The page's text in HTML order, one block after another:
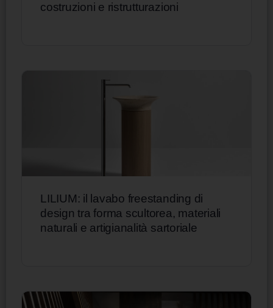
costruzioni e ristrutturazioni
LILIUM: il lavabo freestanding di
design tra forma scultorea, materiali
naturali e artigianalità sartoriale